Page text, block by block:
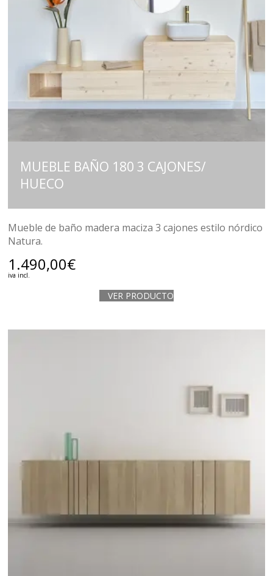
MUEBLE BAÑO 180 3 CAJONES/
HUECO
Mueble de baño madera maciza 3 cajones estilo nórdico
Natura.
1.490,00€
iva incl.
VER PRODUCTO